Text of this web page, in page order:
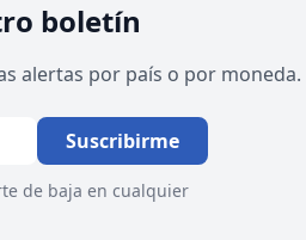
boletín
alertas por país o por moneda.
Suscribirme
de baja en cualquier